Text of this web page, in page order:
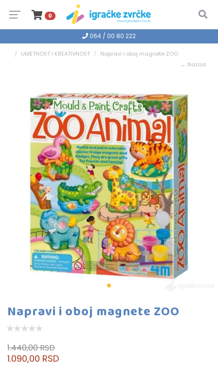
0
064 / 00 80 222
UMETNOST I KREATIVNOST
Napravi i oboj magnete ZOO
← Nazad
Napravi i oboj magnete ZOO
1.440,00 RSD
1.090,00 RSD